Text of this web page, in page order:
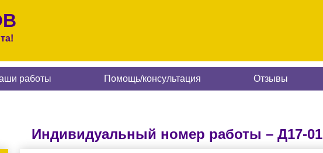
работы Помощь/консультация Отзывы
Индивидуальный номер работы – Д17-01